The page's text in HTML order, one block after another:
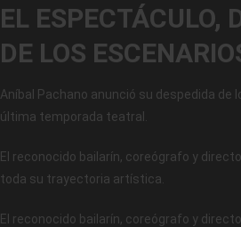
EL ESPECTÁCULO,
DE LOS
Aníbal Pachano anunció su despedida de
última temporada teatral.
El reconocido bailarín, coreógrafo y
toda su trayectoria artística.
El reconocido bailarín, coreógrafo y